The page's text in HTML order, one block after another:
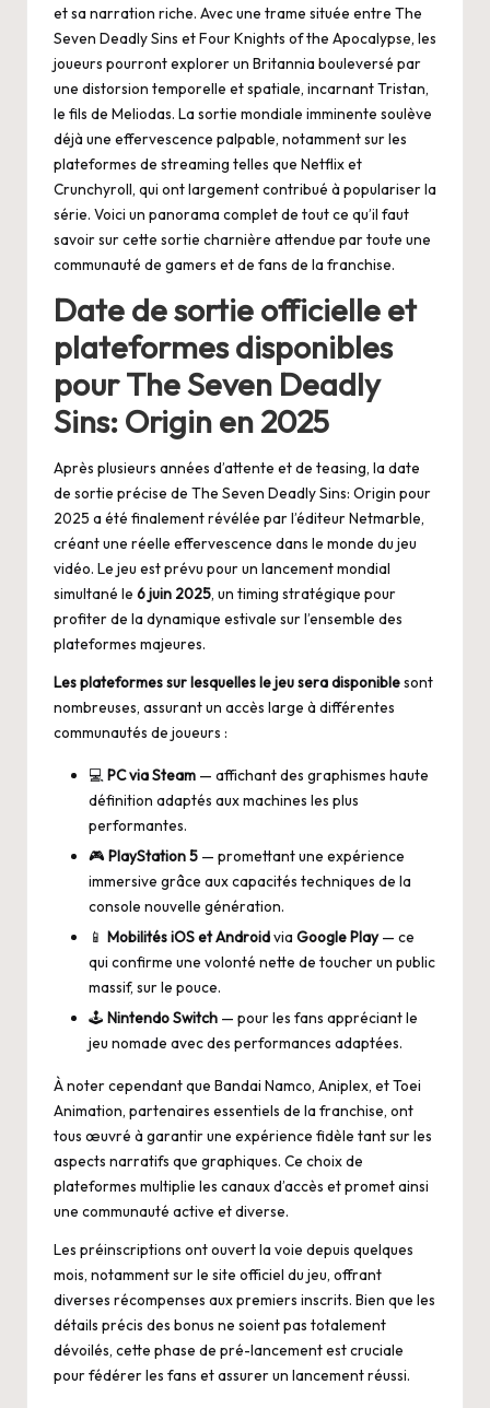
et sa narration riche. Avec une trame située entre The
Seven Deadly Sins et Four Knights of the Apocalypse, les
joueurs pourront explorer un Britannia bouleversé par
une distorsion temporelle et spatiale, incarnant Tristan,
le fils de Meliodas. La sortie mondiale imminente soulève
déjà une effervescence palpable, notamment sur les
plateformes de streaming telles que Netflix et
Crunchyroll, qui ont largement contribué à populariser la
série. Voici un panorama complet de tout ce qu’il faut
savoir sur cette sortie charnière attendue par toute une
communauté de gamers et de fans de la franchise.
Date de sortie officielle et
plateformes disponibles
pour The Seven Deadly
Sins: Origin en 2025
Après plusieurs années d’attente et de teasing, la date
de sortie précise de The Seven Deadly Sins: Origin pour
2025 a été finalement révélée par l’éditeur Netmarble,
créant une réelle effervescence dans le monde du jeu
vidéo. Le jeu est prévu pour un lancement mondial
simultané le 6 juin 2025, un timing stratégique pour
profiter de la dynamique estivale sur l’ensemble des
plateformes majeures.
Les plateformes sur lesquelles le jeu sera disponiblesont
nombreuses, assurant un accès large à différentes
communautés de joueurs :
💻 PC via Steam — affichant des graphismes haute
définition adaptés aux machines les plus
performantes.
🎮PlayStation 5 — promettant une expérience
immersive grâce aux capacités techniques de la
console nouvelle génération.
📱 Mobilités iOS et Androidvia Google Play— ce
qui confirme une volonté nette de toucher un public
massif, sur le pouce.
🕹️ Nintendo Switch — pour les fans appréciant le
jeu nomade avec des performances adaptées.
À noter cependant que Bandai Namco, Aniplex, et Toei
Animation, partenaires essentiels de la franchise, ont
tous œuvré à garantir une expérience fidèle tant sur les
aspects narratifs que graphiques. Ce choix de
plateformes multiplie les canaux d’accès et promet ainsi
une communauté active et diverse.
Les préinscriptions ont ouvert la voie depuis quelques
mois, notamment sur le site officiel du jeu, offrant
diverses récompenses aux premiers inscrits. Bien que les
détails précis des bonus ne soient pas totalement
dévoilés, cette phase de pré-lancement est cruciale
pour fédérer les fans et assurer un lancement réussi.